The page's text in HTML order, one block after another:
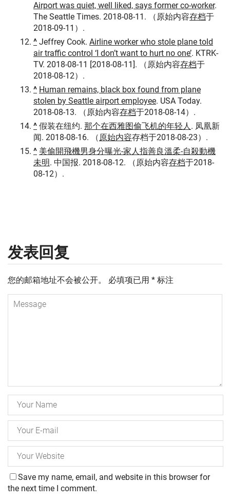
Airport was quiet, well liked, says former co-worker.
The Seattle Times. 2018-08-11. （原始内容存档于
2018-09-11）.
^ Jeffrey Cook. Airline worker who stole plane told
air traffic control ‘I don’t want to hurt no one’. KTRK-
TV. 2018-08-11 [2018-08-11]. （原始内容存档于
2018-08-12）.
^ Human remains, black box found from plane
stolen by Seattle airport employee. USA Today.
2018-08-13. （原始内容存档于2018-08-14）.
^ 假装在纽约. 那个在西雅图偷飞机的年轻人. 凤凰新
闻. 2018-08-16. （原始内容存档于2018-08-23）.
^ 美偷開飛機男身分曝光-家人指善良溫柔-自殺動機
未明. 中国报. 2018-08-12. （原始内容存档于2018-
08-12）.
发表回复
您的邮箱地址不会被公开。 必填项已用 * 标注
Save my name, email, and website in this browser for
the next time I comment.